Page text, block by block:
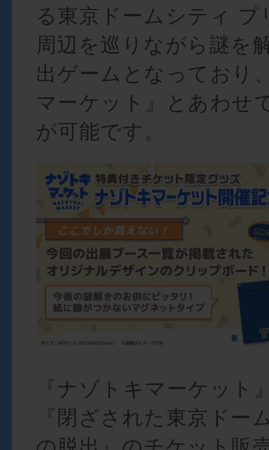
る東京ドームシティ プ
周辺を巡りながら謎を
出ゲームとなっており
マーケット』とあわせ
が可能です。
『ナゾトキマーケット
『閉ざされた東京ドー